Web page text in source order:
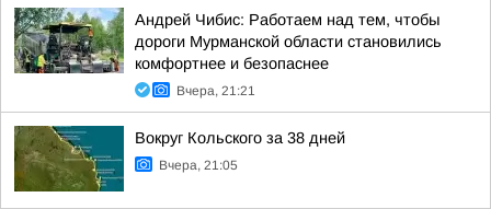
Андрей Чибис: Работаем над тем, чтобы
дороги Мурманской области становились
комфортнее и безопаснее
Вчера, 21:21
Вокруг Кольского за 38 дней
Вчера, 21:05